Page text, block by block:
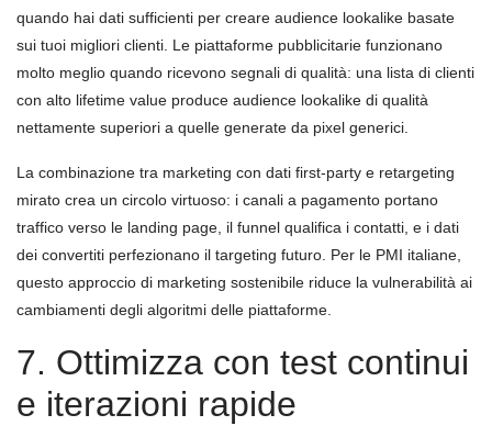
quando hai dati sufficienti per creare audience lookalike basate
sui tuoi migliori clienti. Le piattaforme pubblicitarie funzionano
molto meglio quando ricevono segnali di qualità: una lista di clienti
con alto lifetime value produce audience lookalike di qualità
nettamente superiori a quelle generate da pixel generici.
La combinazione tra marketing con dati first-party e retargeting
mirato crea un circolo virtuoso: i canali a pagamento portano
traffico verso le landing page, il funnel qualifica i contatti, e i dati
dei convertiti perfezionano il targeting futuro. Per le PMI italiane,
questo approccio di marketing sostenibile riduce la vulnerabilità ai
cambiamenti degli algoritmi delle piattaforme.
7. Ottimizza con test continui
e iterazioni rapide